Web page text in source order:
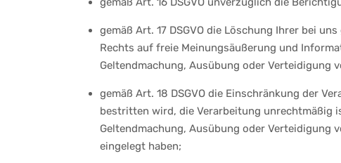
gemäß Art. 17 DSGVO die Löschung Ihrer bei
Rechts auf freie Meinungsäußerung und
Geltendmachung, Ausübung oder Verteidigung
gemäß Art. 18 DSGVO die Einschränkung der
bestritten wird, die Verarbeitung unrechtmäßig
Geltendmachung, Ausübung oder Verteidigung
eingelegt haben;